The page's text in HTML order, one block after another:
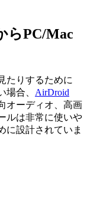
らPC/Mac
たりするために
場合、 AirDroid
オーディオ、高画
ルは非常に使いや
に設計されていま